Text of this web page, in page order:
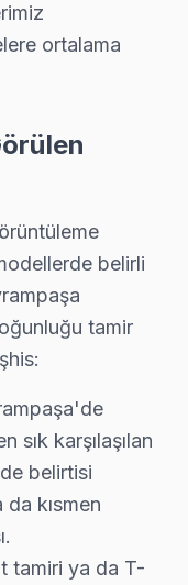
Bayrampaşa
Sertifikasyonu
tarafından resmi
ile bozuk
firmware
teknolojilere ayak
bir titizlikle
için,
Bayrampaşa
için bizi
hizmetimiz TV
ortalama
belirli
tamir
sık karşılaşılan
belirtisi
kısmen
tamiri ya da T-